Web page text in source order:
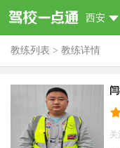
西安
教练列表 > 教练详情
关